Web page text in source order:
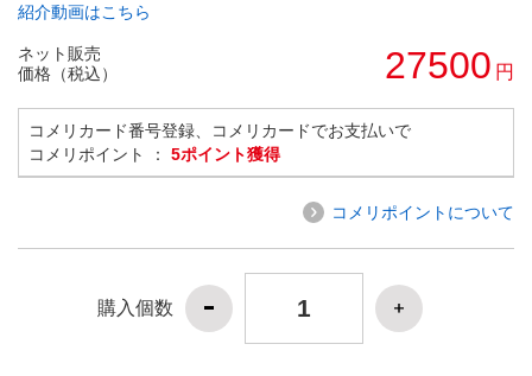
紹介動画はこちら
ネット販売
価格（税込）
27500 円
コメリカード番号登録、コメリカードでお支払いで
コメリポイント ： 5ポイント獲得
コメリポイントについて
購入個数